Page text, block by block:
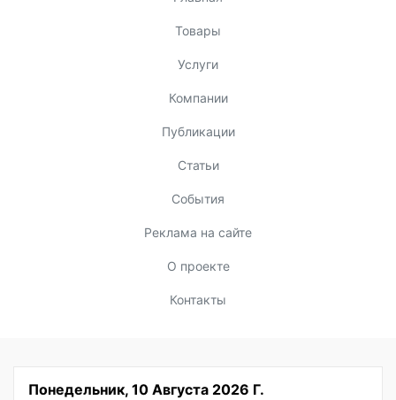
Товары
Услуги
Компании
Публикации
Статьи
События
Реклама на сайте
О проекте
Контакты
Понедельник, 10 Августа 2026 Г.